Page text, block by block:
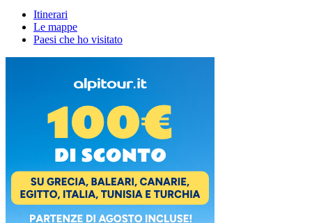
Itinerari
Le mappe
Paesi che ho visitato